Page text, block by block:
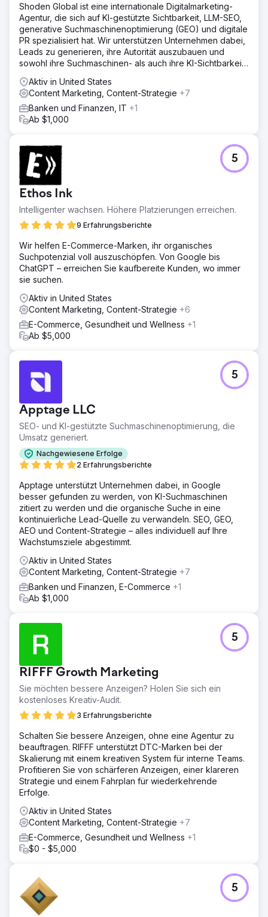
Shoden Global ist eine internationale Digitalmarketing-
Agentur, die sich auf KI-gestützte Sichtbarkeit, LLM-SEO,
generative Suchmaschinenoptimierung (GEO) und digitale
PR spezialisiert hat. Wir unterstützen Unternehmen dabei,
Leads zu generieren, ihre Autorität auszubauen und
sowohl ihre Suchmaschinen- als auch ihre KI-Sichtbarkeit
Aktiv in United States
Content Marketing, Content-Strategie +7
Banken und Finanzen, IT +1
Ab $1,000
Ethos Ink
Intelligenter wachsen. Höhere Platzierungen erreichen.
9 Erfahrungsberichte
5
Wir helfen E-Commerce-Marken, ihr organisches
Suchpotenzial voll auszuschöpfen. Von Google bis
ChatGPT – erreichen Sie kaufbereite Kunden, wo immer
sie suchen.
Aktiv in United States
Content Marketing, Content-Strategie +6
E-Commerce, Gesundheit und Wellness +1
Ab $5,000
Apptage LLC
SEO- und KI-gestützte Suchmaschinenoptimierung, die
Umsatz generiert.
Nachgewiesene Erfolge
2 Erfahrungsberichte
5
Apptage unterstützt Unternehmen dabei, in Google
besser gefunden zu werden, von KI-Suchmaschinen
zitiert zu werden und die organische Suche in eine
kontinuierliche Lead-Quelle zu verwandeln. SEO, GEO,
AEO und Content-Strategie – alles individuell auf Ihre
Wachstumsziele abgestimmt.
Aktiv in United States
Content Marketing, Content-Strategie +7
Banken und Finanzen, E-Commerce +1
Ab $1,000
RIFFF Growth Marketing
Sie möchten bessere Anzeigen? Holen Sie sich ein
kostenloses Kreativ-Audit.
3 Erfahrungsberichte
5
Schalten Sie bessere Anzeigen, ohne eine Agentur zu
beauftragen. RIFFF unterstützt DTC-Marken bei der
Skalierung mit einem kreativen System für interne Teams.
Profitieren Sie von schärferen Anzeigen, einer klareren
Strategie und einem Fahrplan für wiederkehrende
Erfolge.
Aktiv in United States
Content Marketing, Content-Strategie +7
E-Commerce, Gesundheit und Wellness +1
$0 - $5,000
5